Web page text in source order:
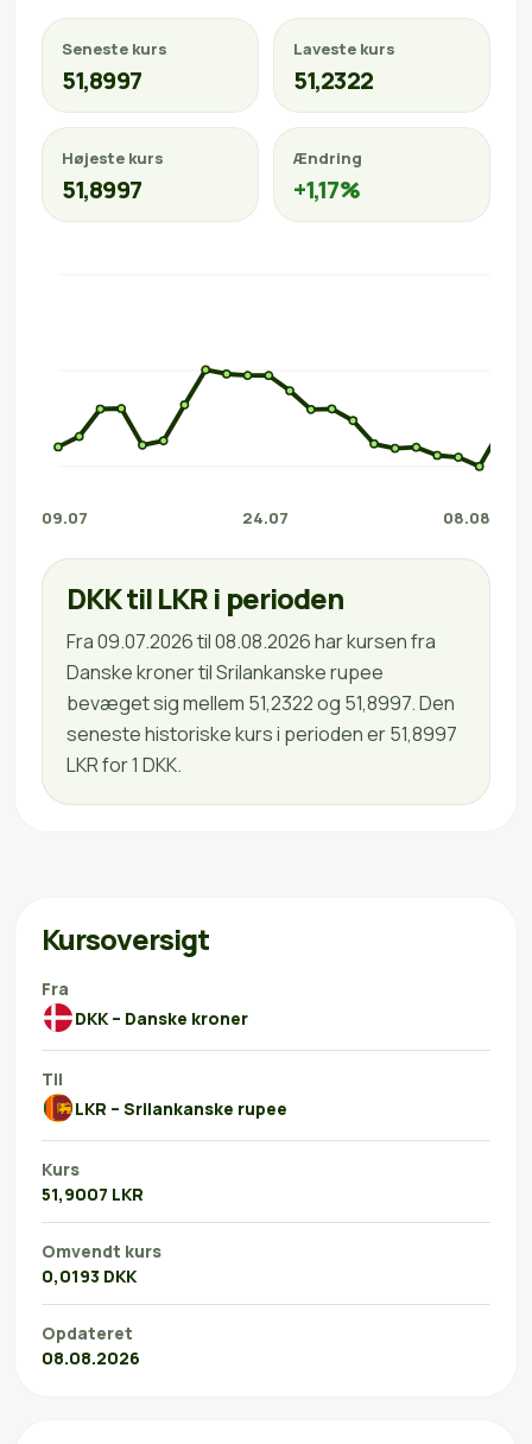
Seneste kurs
51,8997
Laveste kurs
51,2322
Højeste kurs
51,8997
Ændring
+1,17%
09.07 24.07 08.08
DKK til LKR i perioden
Fra 09.07.2026 til 08.08.2026 har kursen fra
Danske kroner til Srilankanske rupee
bevæget sig mellem 51,2322 og 51,8997. Den
seneste historiske kurs i perioden er 51,8997
LKR for 1 DKK.
Kursoversigt
Fra
DKK – Danske kroner
Til
LKR – Srilankanske rupee
Kurs
51,9007 LKR
Omvendt kurs
0,0193 DKK
Opdateret
08.08.2026